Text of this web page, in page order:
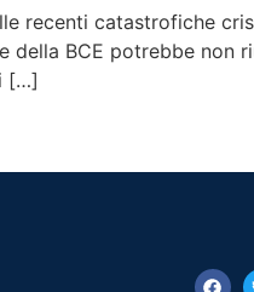
recenti catastrofiche
BCE potrebbe non
[…]